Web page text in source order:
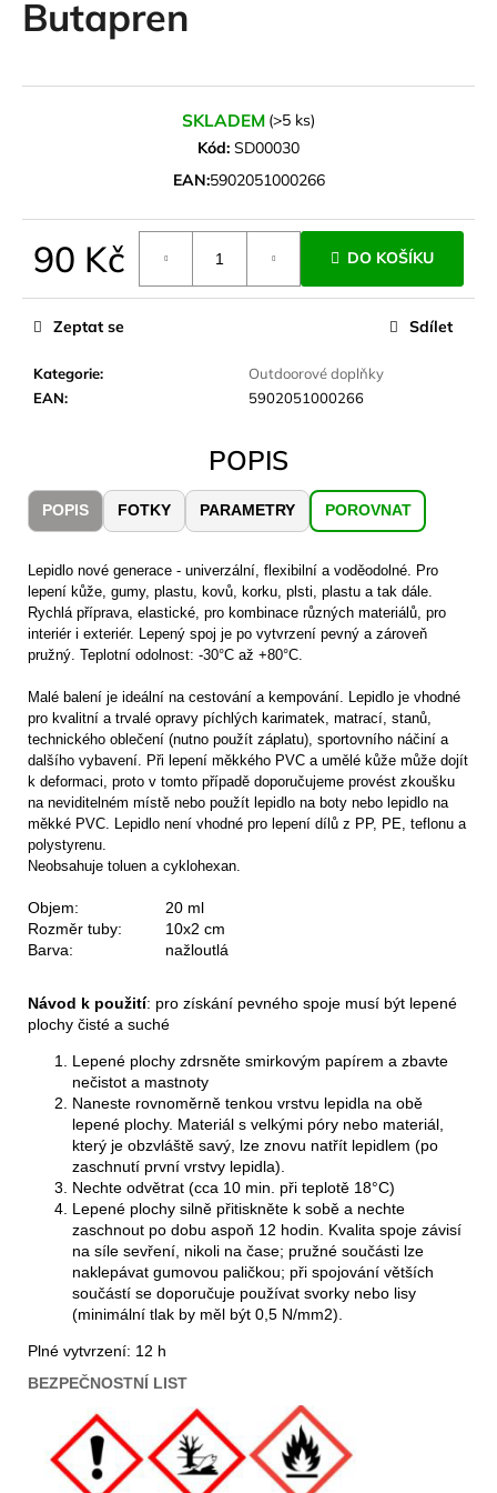
Butapren
SKLADEM (>5 ks)
Kód: SD00030
EAN:5902051000266
90 Kč DO KOŠÍKU
Kategorie:
Outdoorové doplňky
EAN: 5902051000266
Zeptat se Sdílet
POPIS
POPIS FOTKY PARAMETRY POROVNAT
Lepidlo nové generace - univerzální, flexibilní a voděodolné. Pro
lepení kůže, gumy, plastu, kovů, korku, plsti, plastu a tak dále.
Rychlá příprava, elastické, pro kombinace různých materiálů, pro
interiér i exteriér. Lepený spoj je po vytvrzení pevný a zároveň
pružný. Teplotní odolnost: -30°C až +80°C.
Malé balení je ideální na cestování a kempování. Lepidlo je vhodné
pro kvalitní a trvalé opravy píchlých karimatek, matrací, stanů,
technického oblečení (nutno použít záplatu), sportovního náčiní a
dalšího vybavení. Při lepení měkkého PVC a umělé kůže může dojít
k deformaci, proto v tomto případě doporučujeme provést zkoušku
na neviditelném místě nebo použít lepidlo na boty nebo lepidlo na
měkké PVC. Lepidlo není vhodné pro lepení dílů z PP, PE, teflonu a
polystyrenu.
Neobsahuje toluen a cyklohexan.
Objem:
20 ml
Rozměr tuby:
10x2 cm
Barva:
nažloutlá
Návod k použití: pro získání pevného spoje musí být lepené
plochy čisté a suché
Lepené plochy zdrsněte smirkovým papírem a zbavte
nečistot a mastnoty
Naneste rovnoměrně tenkou vrstvu lepidla na obě
lepené plochy. Materiál s velkými póry nebo materiál,
který je obzvláště savý, lze znovu natřít lepidlem (po
zaschnutí první vrstvy lepidla).
Nechte odvětrat (cca 10 min. při teplotě 18°C)
Lepené plochy silně přitiskněte k sobě a nechte
zaschnout po dobu aspoň 12 hodin. Kvalita spoje závisí
na síle sevření, nikoli na čase; pružné součásti lze
naklepávat gumovou paličkou; při spojování větších
součástí se doporučuje používat svorky nebo lisy
(minimální tlak by měl být 0,5 N/mm2).
Plné vytvrzení: 12 h
BEZPEČNOSTNÍ LIST
a
í
HLEDAT
o
p
č
u
e
m
e
CARNOSPORT
GEL
100
ML
899
Kč